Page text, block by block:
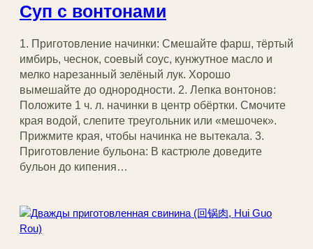
Суп с вонтонами
1. Приготовление начинки: Смешайте фарш, тёртый
имбирь, чеснок, соевый соус, кунжутное масло и
мелко нарезанный зелёный лук. Хорошо
вымешайте до однородности. 2. Лепка вонтонов:
Положите 1 ч. л. начинки в центр обёртки. Смочите
края водой, слепите треугольник или «мешочек».
Прижмите края, чтобы начинка не вытекала. 3.
Приготовление бульона: В кастрюле доведите
бульон до кипения…